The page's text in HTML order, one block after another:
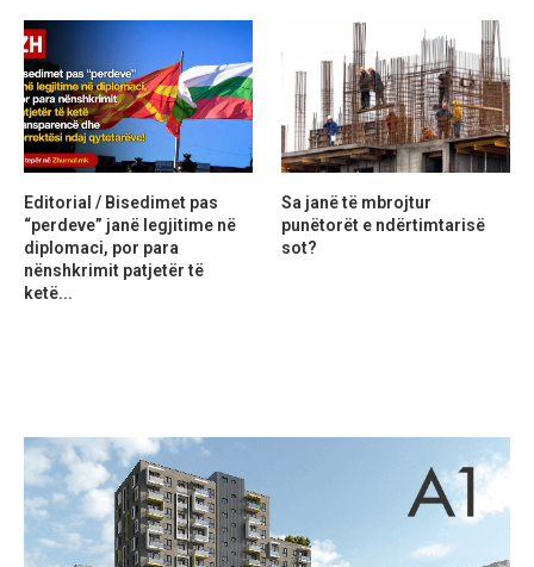
Editorial / Bisedimet pas
“perdeve” janë legjitime në
diplomaci, por para
nënshkrimit patjetër të
ketë...
Sa janë të mbrojtur
punëtorët e ndërtimtarisë
sot?